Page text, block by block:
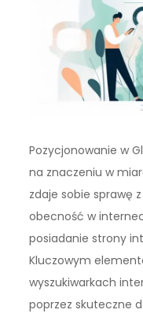
Pozycjonowanie w
na znaczeniu w
zdaje sobie sprawę
obecność w
posiadanie strony
Kluczowym
wyszukiwarkach
poprzez skuteczne